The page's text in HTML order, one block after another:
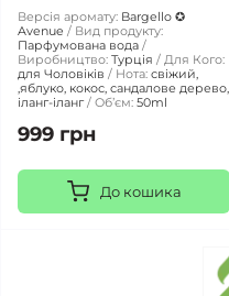
Версія аромату: Bargello ✪
Avenue
Вид продукту:
Парфумована вода
Виробництво: Турція
Для Кого:
для Чоловіків
Нота: свіжий,
,яблуко, кокос, сандалове дерево,
іланг-іланг
Обʼєм: 50ml
999 грн
До кошика